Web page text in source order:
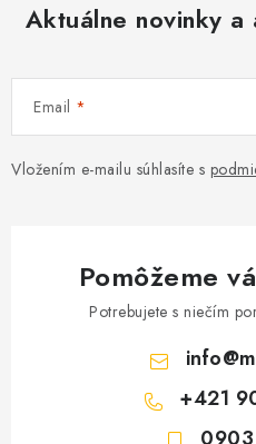
Aktuálne novinky a
Email
Vložením e-mailu súhlasíte s
Pomôžeme
Potrebujete s niečím
info@
+421